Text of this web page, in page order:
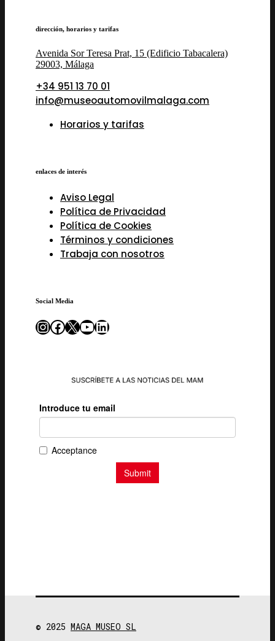
dirección, horarios y tarifas
Avenida Sor Teresa Prat, 15 (Edificio Tabacalera)
29003, Málaga
+34 951 13 70 01
info@museoautomovilmalaga.com
Horarios y tarifas
enlaces de interés
Aviso Legal
Política de Privacidad
Política de Cookies
Términos y condiciones
Trabaja con nosotros
Social Media
Instagram
Facebook
X YouTube
LinkedIn
© 2025 MAGA MUSEO SL